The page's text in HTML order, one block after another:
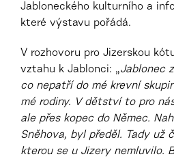
Jabloneckého kulturního a
které výstavu pořádá.
V rozhovoru pro Jizerskou
vztahu k Jablonci: „Jablonec
co nepatří do mé krevní
mé rodiny. V dětství to pro
ale přes kopec do Němec.
Sněhova, byl předěl. Tady už
kterou se u Jizery nemluvilo.